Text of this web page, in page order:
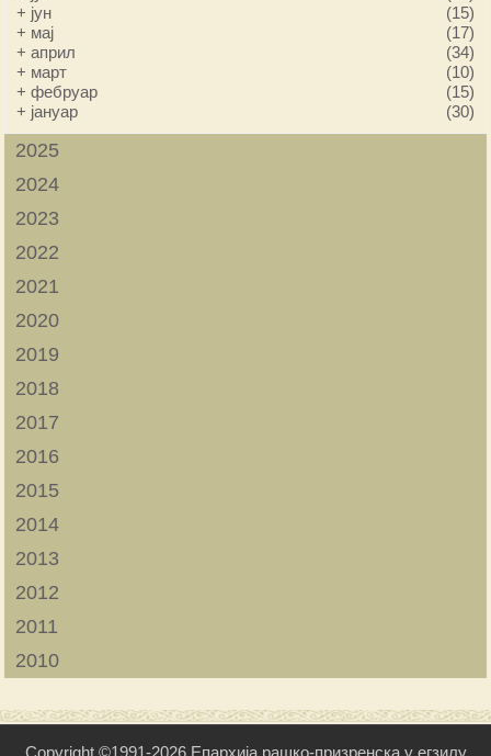
+ јун
(15)
+ мај
(17)
+април
(34)
+ март
(10)
+фебруар
(15)
+ јануар (30)
2025
2024
2023
2022
2021
2020
2019
2018
2017
2016
2015
2014
2013
2012
2011
2010
Copyright ©1991-2026 Епархија рашко-призренска у егзилу